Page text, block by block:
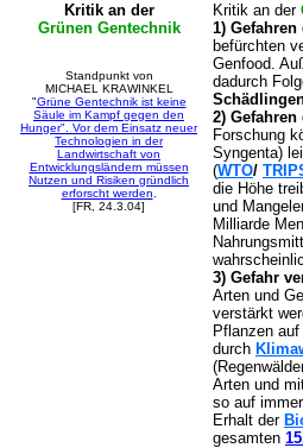
Kritik an der
Grünen Gentechnik
Standpunkt von
MICHAEL KRAWINKEL
"Grüne Gentechnik ist keine
Säule im Kampf gegen den
Hunger". Vor dem Einsatz neuer
Technologien in der
Landwirtschaft von
Entwicklungsländern müssen
Nutzen und Risiken gründlich
erforscht werden
[FR, 24.3.04]
Kritik an der
1)
befürchten
Genfood.
dadurch
2)
Forschung
Syngenta)
(WTO/
die Höhe
und
Milliarde
3) Gefahr
Arten und
verstärkt
Pflanzen
durch
Arten und
so auf
Erhalt der
gesamten